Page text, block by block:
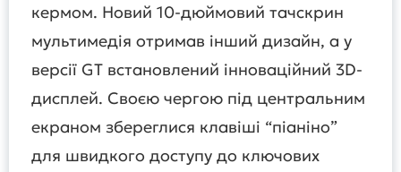
кермом. Новий 10-дюймовий тачскрин
мультимедія отримав інший дизайн, а у
версії GT встановлений інноваційний 3D-
дисплей. Своєю чергою під центральним
екраном збереглися клавіші “піаніно”
для швидкого доступу до ключових